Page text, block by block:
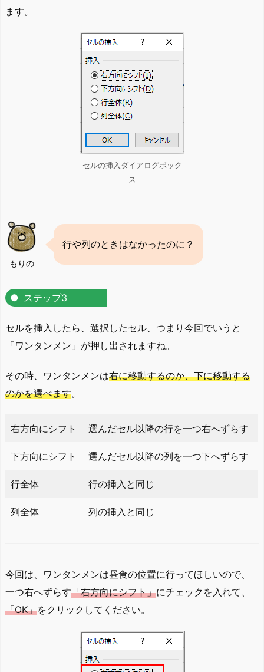
ます。
セルの挿入ダイアログボック
ス
もりの
行や列のときはなかったのに？
ステップ3
セルを挿入したら、選択したセル、つまり今回でいうと
「ワンタンメン」が押し出されますね。
その時、ワンタンメンは右に移動するのか、下に移動する
のかを選べます。
右方向にシフト 選んだセル以降の行を一つ右へずらす
下方向にシフト 選んだセル以降の列を一つ下へずらす
行全体 行の挿入と同じ
列全体 列の挿入と同じ
今回は、ワンタンメンは昼食の位置に行ってほしいので、
一つ右へずらす「右方向にシフト」にチェックを入れて、
「OK」をクリックしてください。